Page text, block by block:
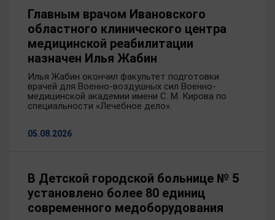
Главным врачом Ивановского
областного клинического центра
медицинской реабилитации
назначен Илья Жабин
Илья Жабин окончил факультет подготовки
врачей для Военно-воздушных сил Военно-
медицинской академии имени С. М. Кирова по
специальности «Лечебное дело».
05.08.2026
В Детской городской больнице № 5
установлено более 80 единиц
современного медоборудования